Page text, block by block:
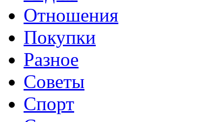
Отношения
Покупки
Разное
Советы
Спорт